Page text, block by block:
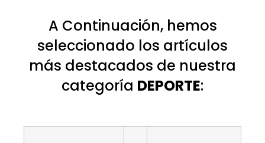
A Continuación, hemos
seleccionado los artículos
más destacados de nuestra
categoría DEPORTE: